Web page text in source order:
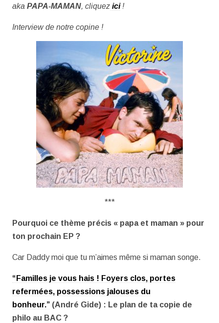
aka PAPA-MAMAN, cliquez ici!
Interview de notre copine !
***
Pourquoi ce thème précis « papa et maman » pour
ton prochain EP ?
Car Daddy moi que tu m’aimes même si maman songe.
“Familles je vous hais ! Foyers clos, portes
refermées, possessions jalouses du
bonheur.” (André Gide) : Le plan de ta copie de
philo au BAC ?